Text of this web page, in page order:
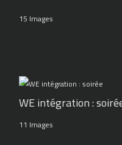
15 Images
WE intégration :
11 Images